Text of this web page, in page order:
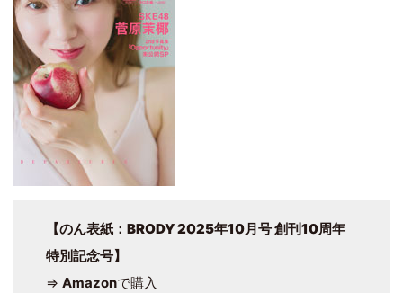
【のん表紙：BRODY 2025年10月号 創刊10周年
特別記念号】
⇒ Amazonで購入